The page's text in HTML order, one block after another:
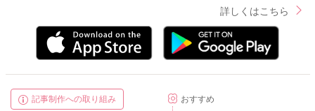
詳しくはこちら
記事制作への取り組み
おすすめ